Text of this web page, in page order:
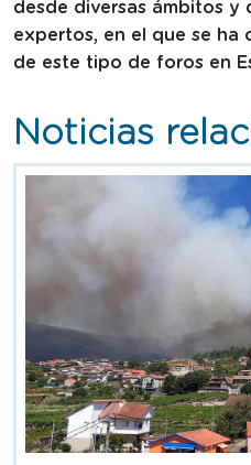
desde diversas ámbitos y
expertos, en el que se ha
de este tipo de foros en
Noticias